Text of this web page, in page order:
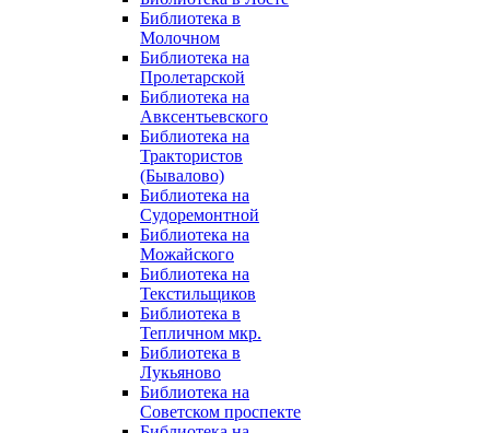
Библиотека в
Молочном
Библиотека на
Пролетарской
Библиотека на
Авксентьевского
Библиотека на
Трактористов
(Бывалово)
Библиотека на
Судоремонтной
Библиотека на
Можайского
Библиотека на
Текстильщиков
Библиотека в
Тепличном мкр.
Библиотека в
Лукьяново
Библиотека на
Советском проспекте